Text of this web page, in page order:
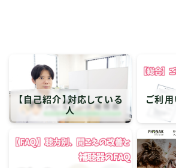
【自己紹介】対応している
人
ご利